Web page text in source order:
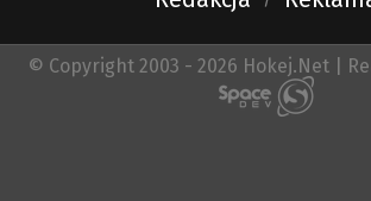
© Copyright 2003 - 2026 Hokej.Net |